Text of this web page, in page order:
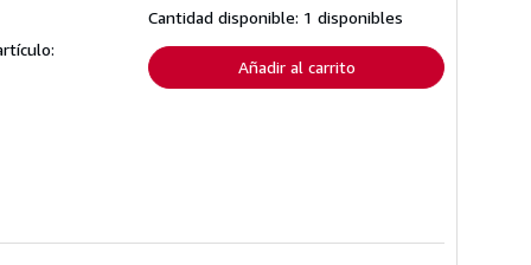
tarifas
de
envío
Cantidad disponible: 1 disponibles
Añadir al carrito